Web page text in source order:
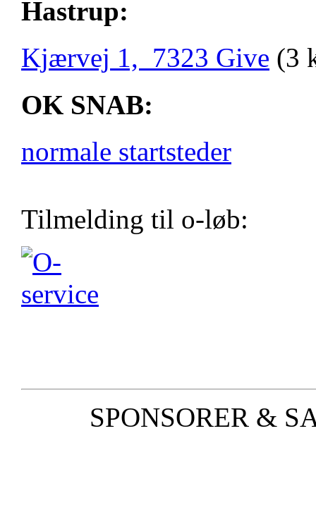
Hastrup:
Kjærvej 1, 7323 Give (3
OK SNAB:
normale startsteder
Tilmelding til o-løb:
SPONSORER &